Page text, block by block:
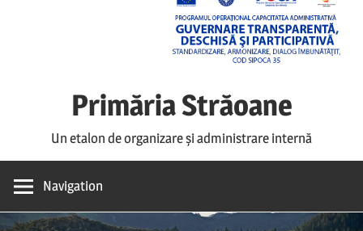
Primăria Străoane
Un etalon de organizare și administrare internă
Navigation